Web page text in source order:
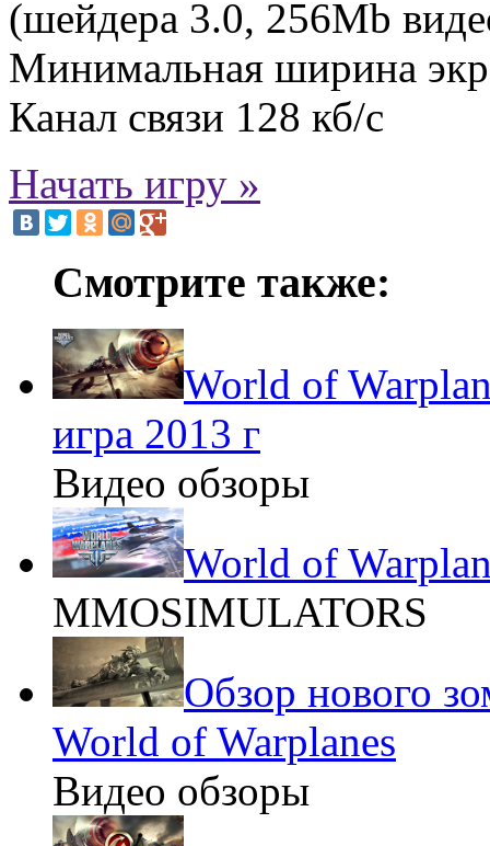
(шейдера 3.0, 256Mb
Минимальная ширина
Канал связи 128 кб/с
Начать игру »
Смотрите также:
World of
игра 2013 г
Видео обзоры
World of
MMOSIMULATORS
Обзор нового
World of Warplanes
Видео обзоры